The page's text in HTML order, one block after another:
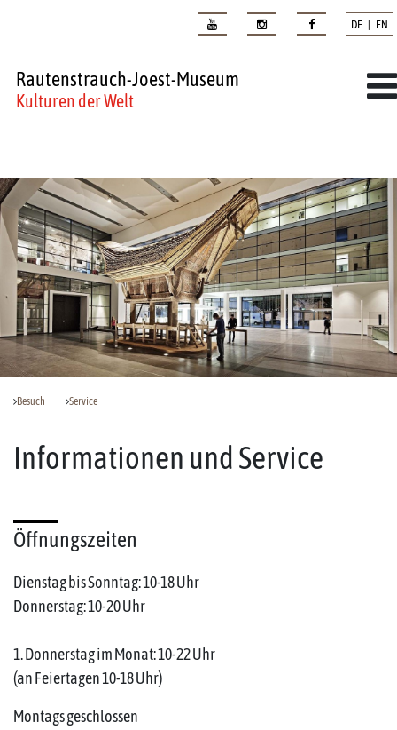
DE | EN
Rautenstrauch-Joest-Museum
Kulturen der Welt
Besuch Service
Informationen und Service
Öffnungszeiten
Dienstag bis Sonntag: 10-18 Uhr
Donnerstag: 10-20 Uhr
1. Donnerstag im Monat: 10-22 Uhr
(an Feiertagen 10-18 Uhr)
Montags geschlossen